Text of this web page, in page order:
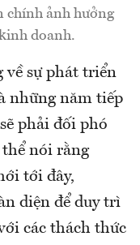
chính ảnh hưởng
doanh.
về sự phát triển
những năm tiếp
phải đối phó
nói rằng
tới đây,
diện để duy trì
các thách thức